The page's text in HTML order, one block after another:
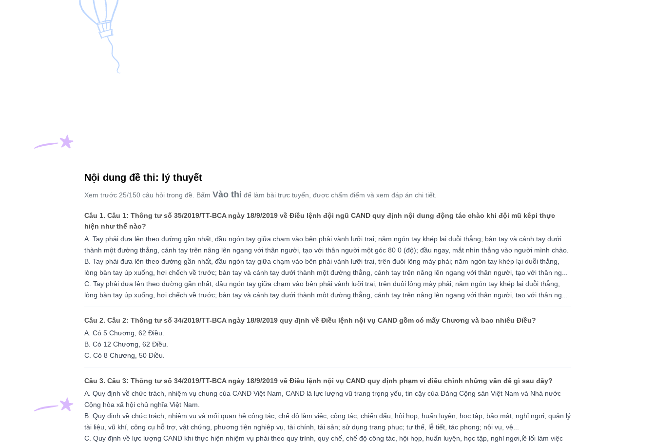
Nội dung đề thi: lý thuyết
Xem trước 25/150 câu hỏi trong đề. Bấm Vào thi để làm bài trực tuyến, được chấm điểm và xem đáp án chi tiết.
Câu 1. Câu 1: Thông tư số 35/2019/TT-BCA ngày 18/9/2019 về Điều lệnh đội ngũ CAND quy định nội dung động tác chào khi đội mũ kêpi thực
hiện như thế nào?
A. Tay phải đưa lên theo đường gần nhất, đầu ngón tay giữa chạm vào bên phải vành lưỡi trai; năm ngón tay khép lại duỗi thẳng; bàn tay và cánh tay dưới
thành một đường thẳng, cánh tay trên nâng lên ngang với thân người, tạo với thân người một góc 80 0 (độ); đầu ngay, mắt nhìn thẳng vào người mình chào.
B. Tay phải đưa lên theo đường gần nhất, đầu ngón tay giữa chạm vào bên phải vành lưỡi trai, trên đuôi lông mày phải; năm ngón tay khép lại duỗi thẳng,
lòng bàn tay úp xuống, hơi chếch về trước; bàn tay và cánh tay dưới thành một đường thẳng, cánh tay trên nâng lên ngang với thân người, tạo với thân ng...
C. Tay phải đưa lên theo đường gần nhất, đầu ngón tay giữa chạm vào bên phải vành lưỡi trai, trên đuôi lông mày phải; năm ngón tay khép lại duỗi thẳng,
lòng bàn tay úp xuống, hơi chếch về trước; bàn tay và cánh tay dưới thành một đường thẳng, cánh tay trên nâng lên ngang với thân người, tạo với thân ng...
Câu 2. Câu 2: Thông tư số 34/2019/TT-BCA ngày 18/9/2019 quy định về Điều lệnh nội vụ CAND gồm có mấy Chương và bao nhiêu Điều?
A. Có 5 Chương, 62 Điều.
B. Có 12 Chương, 62 Điều.
C. Có 8 Chương, 50 Điều.
Câu 3. Câu 3: Thông tư số 34/2019/TT-BCA ngày 18/9/2019 về Điều lệnh nội vụ CAND quy định phạm vi điều chỉnh những vấn đề gì sau đây?
A. Quy định về chức trách, nhiệm vụ chung của CAND Việt Nam, CAND là lực lượng vũ trang trọng yếu, tin cậy của Đảng Cộng sản Việt Nam và Nhà nước
Cộng hòa xã hội chủ nghĩa Việt Nam.
B. Quy định về chức trách, nhiệm vụ và mối quan hệ công tác; chế độ làm việc, công tác, chiến đấu, hội họp, huấn luyện, học tập, bảo mật, nghỉ ngơi; quản lý
tài liệu, vũ khí, công cụ hỗ trợ, vật chứng, phương tiện nghiệp vụ, tài chính, tài sản; sử dụng trang phục; tư thế, lễ tiết, tác phong; nội vụ, vệ...
C. Quy định về lực lượng CAND khi thực hiện nhiệm vụ phải theo quy trình, quy chế, chế độ công tác, hội họp, huấn luyện, học tập, nghỉ ngơi,lề lối làm việc